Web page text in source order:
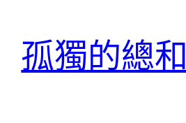
孤獨的總和